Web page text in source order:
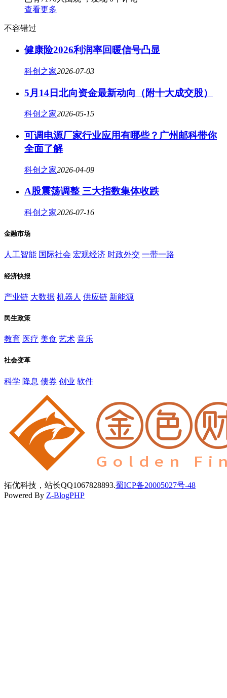
查看更多
不容错过
健康险2026利润率回暖信号凸显
科创之家2026-07-03
5月14日北向资金最新动向（附十大成交股）
科创之家2026-05-15
可调电源厂家行业应用有哪些？广州邮科带你
全面了解
科创之家2026-04-09
A股震荡调整 三大指数集体收跌
科创之家2026-07-16
金融市场
人工智能 国际社会 宏观经济 时政外交 一带一路
经济快报
产业链 大数据 机器人 供应链 新能源
民生政策
教育 医疗 美食 艺术 音乐
社会变革
科学 降息 债券 创业 软件
拓优科技，站长QQ1067828893.蜀ICP备20005027号-48
Powered By Z-BlogPHP